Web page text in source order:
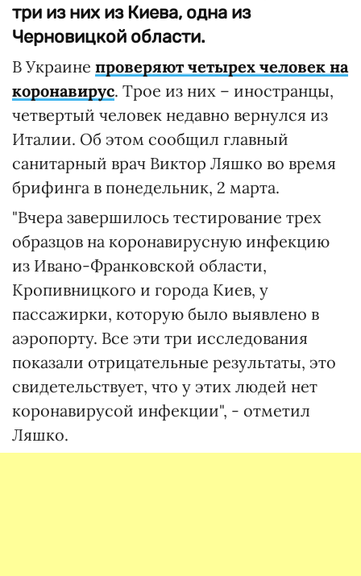
три из них из Киева, одна из
Черновицкой области.
В Украине проверяют четырех человек на
коронавирус. Трое из них – иностранцы,
четвертый человек недавно вернулся из
Италии. Об этом сообщил главный
санитарный врач Виктор Ляшко во время
брифинга в понедельник, 2 марта.
"Вчера завершилось тестирование трех
образцов на коронавирусную инфекцию
из Ивано-Франковской области,
Кропивницкого и города Киев, у
пассажирки, которую было выявлено в
аэропорту. Все эти три исследования
показали отрицательные результаты, это
свидетельствует, что у этих людей нет
коронавирусой инфекции", - отметил
Ляшко.